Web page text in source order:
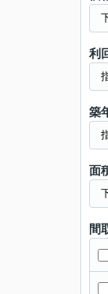
利
築
面
間